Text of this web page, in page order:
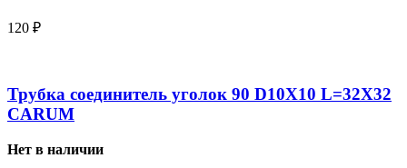
120 ₽
Трубка соединитель уголок 90 D10X10 L=32X32
CARUM
Нет в наличии